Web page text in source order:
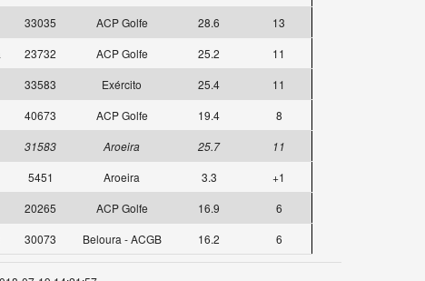
33035 ACP Golfe 28.6
13
23732 ACP Golfe 25.2
11
33583 Exército 25.4
11
40673 ACP Golfe 19.4
8
31583 Aroeira 25.7
11
5451 Aroeira 3.3
+1
20265 ACP Golfe 16.9
6
30073 Beloura - ACGB 16.2 6